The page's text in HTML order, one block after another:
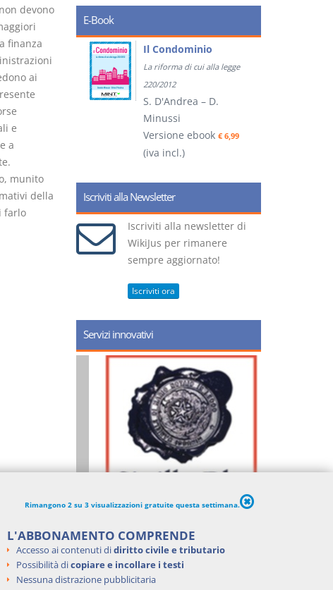
devono
finanza
ai
e
a
munito
della
farlo
E-Book
ebook€ 5,99
Il Condominio
La riforma di cui alla legge
220/2012
S. D'Andrea – D.
Minussi
Versione ebook € 6,99
(iva incl.)
Iscriviti alla Newsletter
Iscriviti alla newsletter di
WikiJus per rimanere
sempre aggiornato!
Iscriviti ora
Servizi innovativi
Rimangono 2 su 3 visualizzazioni gratuite questa settimana.
L'ABBONAMENTO COMPRENDE
Accesso ai contenuti didiritto civile e tributario
Possibilità dicopiare e incollare i testi
Nessuna distrazione pubblicitaria